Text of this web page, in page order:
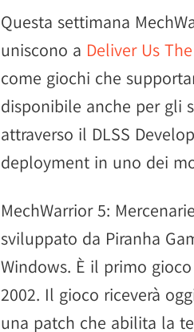
Questa settimana
uniscono a Deliver Us
come giochi che
disponibile anche per gli
attraverso il DLSS
deployment in uno dei
MechWarrior 5:
sviluppato da Piranha
Windows. È il primo
2002. Il gioco riceverà
una patch che abilita la